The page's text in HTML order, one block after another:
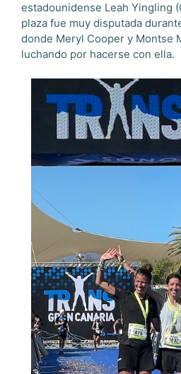
estadounidense Leah Yingling
plaza fue muy disputada
donde Meryl Cooper y Montse
luchando por hacerse con ella.